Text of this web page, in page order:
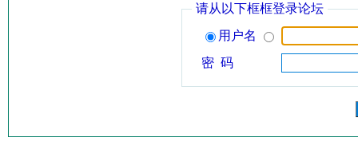
请从以下框框登录论坛
用户名
密 码